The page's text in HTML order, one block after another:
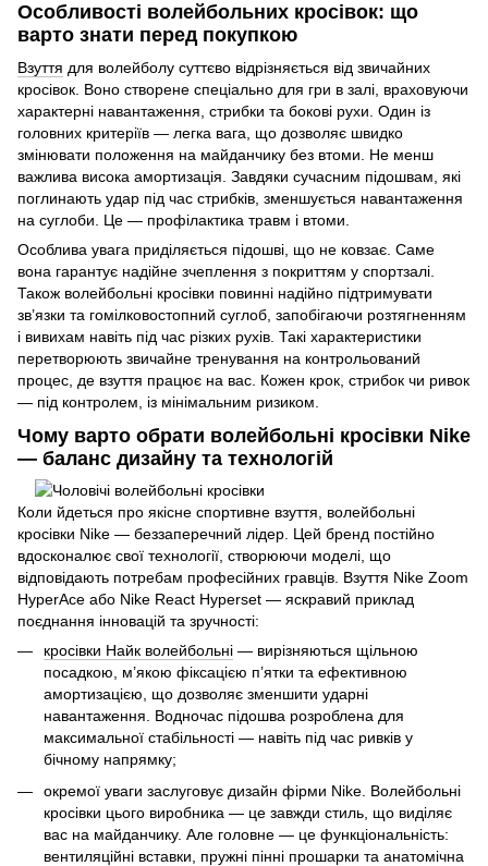
Особливості волейбольних кросівок: що
варто знати перед покупкою
Взуття для волейболу суттєво відрізняється від звичайних
кросівок. Воно створене спеціально для гри в залі, враховуючи
характерні навантаження, стрибки та бокові рухи. Один із
головних критеріїв — легка вага, що дозволяє швидко
змінювати положення на майданчику без втоми. Не менш
важлива висока амортизація. Завдяки сучасним підошвам, які
поглинають удар під час стрибків, зменшується навантаження
на суглоби. Це — профілактика травм і втоми.
Особлива увага приділяється підошві, що не ковзає. Саме
вона гарантує надійне зчеплення з покриттям у спортзалі.
Також волейбольні кросівки повинні надійно підтримувати
зв’язки та гомілковостопний суглоб, запобігаючи розтягненням
і вивихам навіть під час різких рухів. Такі характеристики
перетворюють звичайне тренування на контрольований
процес, де взуття працює на вас. Кожен крок, стрибок чи ривок
— під контролем, із мінімальним ризиком.
Чому варто обрати волейбольні кросівки Nike
— баланс дизайну та технологій
Коли йдеться про якісне спортивне взуття, волейбольні
кросівки Nike — беззаперечний лідер. Цей бренд постійно
вдосконалює свої технології, створюючи моделі, що
відповідають потребам професійних гравців. Взуття Nike Zoom
HyperAce або Nike React Hyperset — яскравий приклад
поєднання інновацій та зручності:
кросівки Найк волейбольні — вирізняються щільною
посадкою, м’якою фіксацією п’ятки та ефективною
амортизацією, що дозволяє зменшити ударні
навантаження. Водночас підошва розроблена для
максимальної стабільності — навіть під час ривків у
бічному напрямку;
окремої уваги заслуговує дизайн фірми Nike. Волейбольні
кросівки цього виробника — це завжди стиль, що виділяє
вас на майданчику. Але головне — це функціональність:
вентиляційні вставки, пружні пінні прошарки та анатомічна